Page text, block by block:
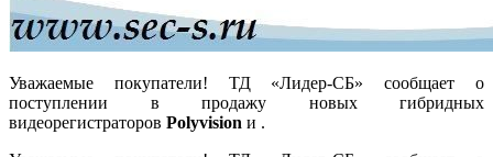
Уважаемые покупатели! ТД «Лидер-СБ» сообщает о
поступлении в продажу новых гибридных
видеорегистраторов Polyvision и .